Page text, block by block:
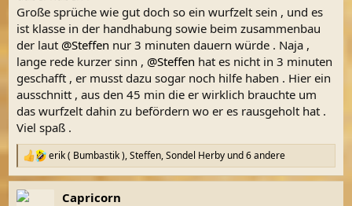
Große sprüche wie gut doch so ein wurfzelt sein , und es
ist klasse in der handhabung sowie beim zusammenbau
der laut @Steffen nur 3 minuten dauern würde . Naja ,
lange rede kurzer sinn , @Steffen hat es nicht in 3 minuten
geschafft , er musst dazu sogar noch hilfe haben . Hier ein
ausschnitt , aus den 45 min die er wirklich brauchte um
das wurfzelt dahin zu befördern wo er es rausgeholt hat .
Viel spaß .
R
e
a
k
erik ( Bumbastik ),Steffen,Sondel Herby und 6 andere
Capricorn